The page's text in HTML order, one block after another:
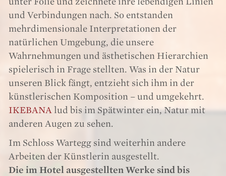
und Verbindungen nach. So entstanden
mehrdimensionale Interpretationen der
natürlichen Umgebung, die unsere
Wahrnehmungen und ästhetischen Hierarchien
spielerisch in Frage stellten. Was in der Natur
unseren Blick fängt, entzieht sich ihm in der
künstlerischen Komposition – und umgekehrt.
IKEBANA lud bis im Spätwinter ein, Natur mit
anderen Augen zu sehen.
Im Schloss Wartegg sind weiterhin andere
Arbeiten der Künstlerin ausgestellt.
Die im Hotel ausgestellten Werke sind bis